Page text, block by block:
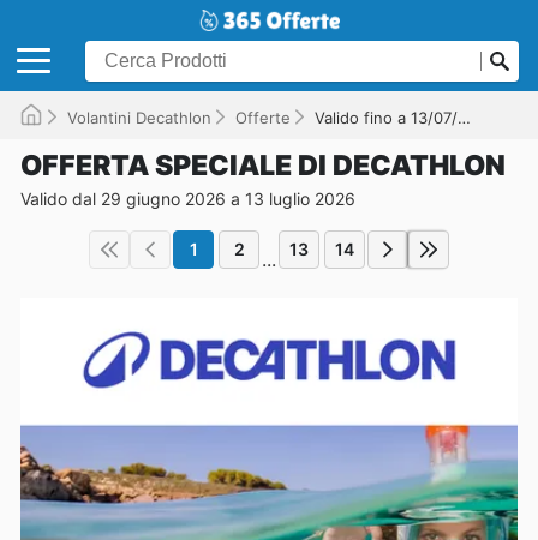
Volantini Decathlon Offerte Valido fino a 13/07/2026
OFFERTA SPECIALE DI DECATHLON
Valido dal 29 giugno 2026 a 13 luglio 2026
1 2 ... 13 14